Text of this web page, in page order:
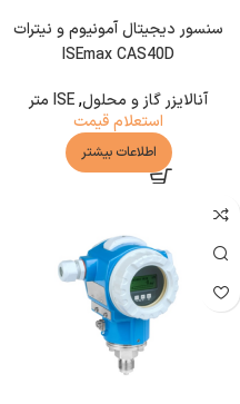
سنسور دیجیتال آمونیوم و نیترات
ISEmax CAS40D
آنالایزر گاز و محلول,ISE متر
استعلام قیمت
اطلاعات بیشتر